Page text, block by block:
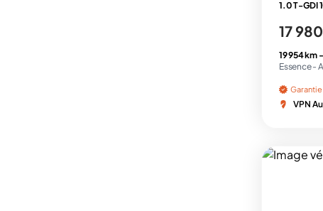
1.0 T-GDI
17
19 954 km
Essence -
Garantie
VPN